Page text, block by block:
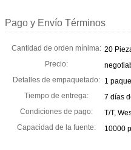
Pago y Envío Términos
Cantidad de orden mínima: 20
Precio:
Detalles de empaquetado:
1
Tiempo de entrega:
7 días
Condiciones de pago:
T/T,
Capacidad de la fuente:
10000